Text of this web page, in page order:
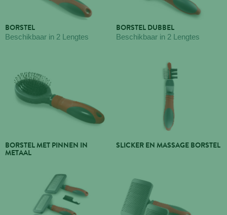
BORSTEL
Beschikbaar in 2 Lengtes
BORSTEL DUBBEL
Beschikbaar in 2 Lengtes
BORSTEL MET PINNEN IN
METAAL
SLICKER EN MASSAGE BORSTEL